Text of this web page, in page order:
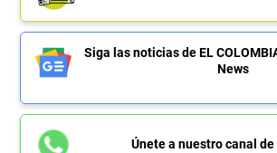
Siga las noticias de EL
News
Únete a nuestro canal